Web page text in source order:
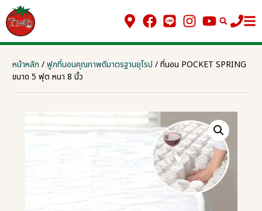
หน้าหลัก /ฟูกที่นอนคุณภาพดีมาตรฐานยุโรป / ที่นอน POCKET SPRING
ขนาด 5 ฟุต หนา 8 นิ้ว